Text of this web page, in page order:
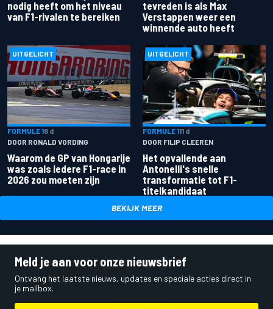
nodig heeft om het niveau
van F1-rivalen te bereiken
tevreden is als Max
Verstappen weer een
winnende auto heeft
UITGELICHT
FORMULE 18 d
DOOR RONALD VORDING
Waarom de GP van Hongarije
was zoals iedere F1-race in
2026 zou moeten zijn
UITGELICHT
FORMULE 111 d
DOOR FILIP CLEEREN
Het opvallende aan
Antonelli's snelle
transformatie tot F1-
titelkandidaat
BEKIJK MEER
Meld je aan voor onze nieuwsbrief
Ontvang het laatste nieuws, updates en speciale acties direct in
je mailbox.